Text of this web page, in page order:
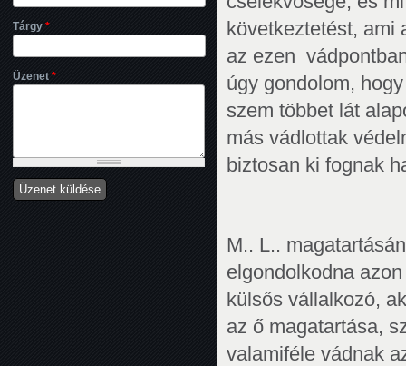
következtetést, ami
az ezen
úgy gondolom,
szem többet lát
más vádlottak
biztosan ki fognak
M.. L..
elgondolkodna
külsős vállalkozó,
az ő magatartása,
valamiféle vádnak
Tárgy *
Üzenet *